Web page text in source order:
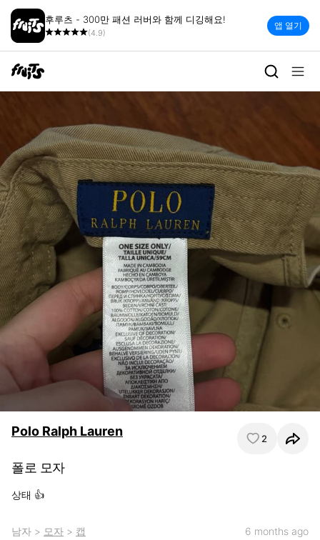
후루츠 - 300만 패션 러버와 함께 디깅해요!
(4.9)
앱 열기
Polo Ralph Lauren 2
폴로 모자
상태 👍
남자 > 모자 > 캡 6 months ago